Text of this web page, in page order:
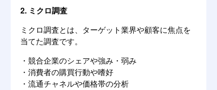
2. ミクロ調査
ミクロ調査とは、ターゲット業界や顧客に焦点を
当てた調査です。
・競合企業のシェアや強み・弱み
・消費者の購買行動や嗜好
・流通チャネルや価格帯の分析